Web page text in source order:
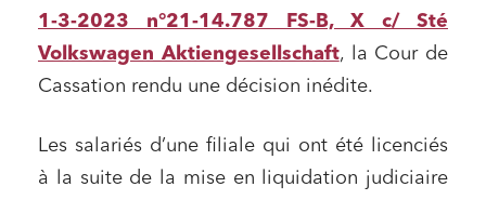
1-3-2023 n°21-14.787 FS-B, X c/ Sté
Volkswagen Aktiengesellschaft, la Cour de
Cassation rendu une décision inédite.
Les salariés d’une filiale qui ont été licenciés
à la suite de la mise en liquidation judiciaire